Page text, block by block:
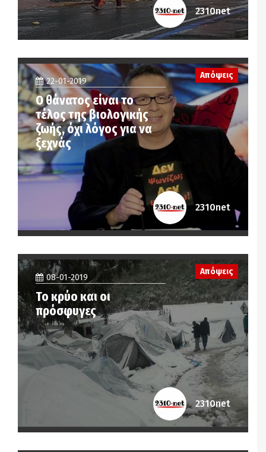
2310net
22-01-2019
Ο θάνατος είναι το
τέλος της βιολογικής
ζωής, όχι λόγος για να
ξεχνάς
Απόψεις
2310net
08-01-2019
Το κρύο και οι
πρόσφυγες
Απόψεις
2310net